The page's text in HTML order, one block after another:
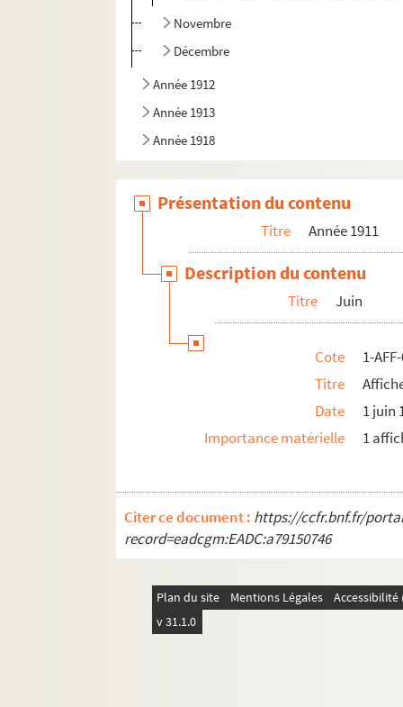
Novembre
Décembre
Année 1912
Année 1913
Année 1918
Présentation du contenu
Titre Année 1911
Description du contenu
Titre Juin
Cote
1-
Titre
Date
1 juin
Importance matérielle
1
Citer ce document : https://ccfr.bnf.fr/
record=eadcgm:EADC:a79150746
Plan du site Mentions Légales
v 31.1.0